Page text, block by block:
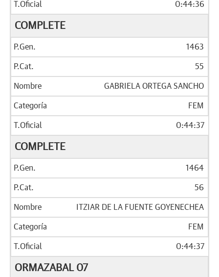
0:44:36
COMPLETE
1463
55
GABRIELA ORTEGA SANCHO
FEM
0:44:37
COMPLETE
1464
56
ITZIAR DE LA FUENTE GOYENECHEA
FEM
0:44:37
ORMAZABAL 07